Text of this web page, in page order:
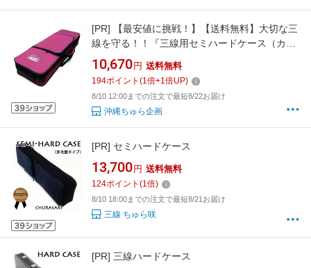
[PR]
【最安値に挑戦！】【送料無料】大切な三
線を守る！！『三線用セミハードケース（カラ
ー：ワイン）♪』
10,670 円 送料無料
194ポイント (1倍+1倍UP)
8/10 12:00までの注文で最短8/22お届け
沖縄ちゅら企画
[PR] セミハードケース
13,700 円 送料無料
124ポイント (1倍)
8/10 18:00までの注文で最短8/21お届け
三線 ちゅら咲
[PR] 三線ハードケース